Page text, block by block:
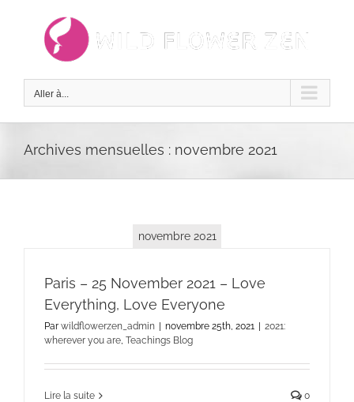
Aller à...
Archives mensuelles : novembre 2021
novembre 2021
Paris – 25 November 2021 – Love
Everything, Love Everyone
Par wildflowerzen_admin | novembre 25th, 2021 | 2021:
wherever you are Teachings Blog
Lire la suite 0